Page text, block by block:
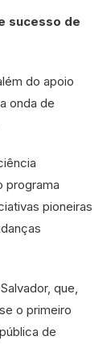
sucesso de
do apoio
onda de
programa
pioneiras
que,
o primeiro
de